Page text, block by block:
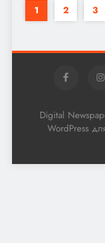
1 2 3
Digital
WordPress